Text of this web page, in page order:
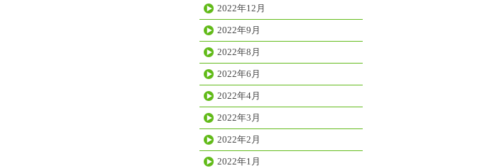
2022年12月
2022年9月
2022年8月
2022年6月
2022年4月
2022年3月
2022年2月
2022年1月